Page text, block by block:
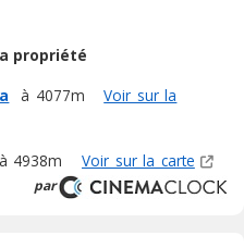
propriété
à 4077m
Voir sur la
à 4938m Voir sur la carte
par